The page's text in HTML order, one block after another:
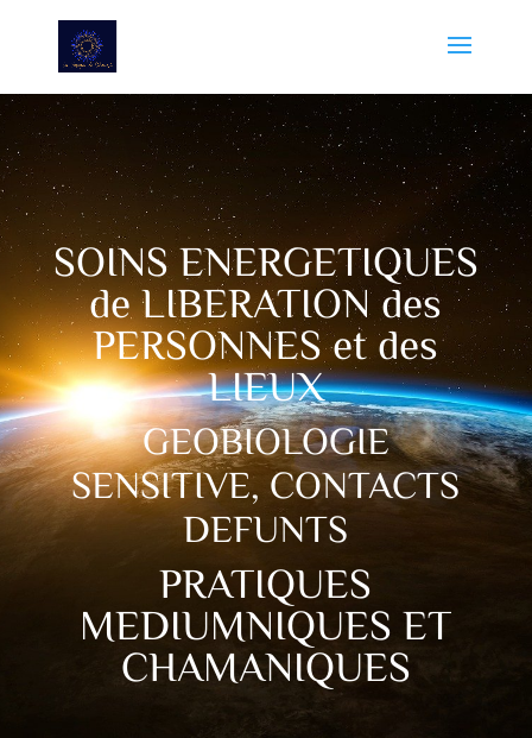
SOINS ENERGETIQUES
de LIBERATION des
PERSONNES et des
LIEUX
GEOBIOLOGIE
SENSITIVE, CONTACTS
DEFUNTS
PRATIQUES
MEDIUMNIQUES ET
CHAMANIQUES